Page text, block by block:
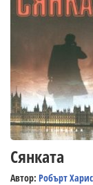
Сянката
Автор: Робърт Харис